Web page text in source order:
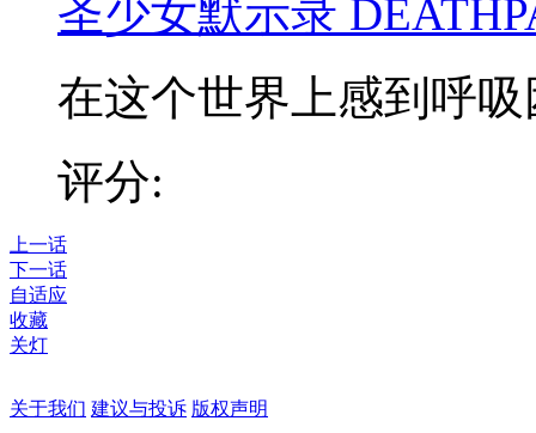
圣少女默示录
在这个世界上感到呼
评分:
上一话
下一话
自适应
收藏
关灯
关于我们 建议与投诉 版权声明